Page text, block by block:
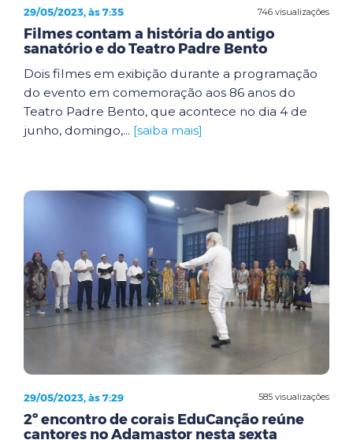
746 visualizações
29/05/2023, às 7:35
Filmes contam a história do antigo
sanatório e do Teatro Padre Bento
Dois filmes em exibição durante a programação
do evento em comemoração aos 86 anos do
Teatro Padre Bento, que acontece no dia 4 de
junho, domingo,... [saiba mais]
585 visualizações
29/05/2023, às 7:29
2º encontro de corais EduCanção reúne
cantores no Adamastor nesta sexta